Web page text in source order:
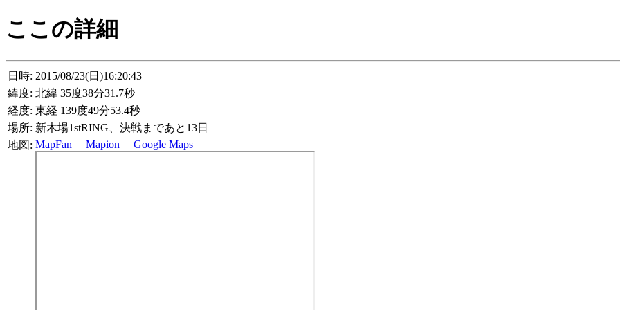
ここの詳細
日時: 2015/08/23(日)16:20:43
緯度: 北緯 35度38分31.7秒
経度: 東経 139度49分53.4秒
場所: 新木場1stRING、決戦まであと13日
地図: MapFan Mapion Google Maps